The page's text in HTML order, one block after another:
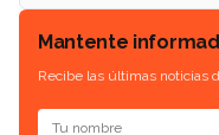
Mantente
Recibe las últimas noticias